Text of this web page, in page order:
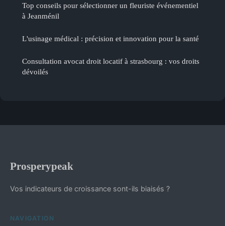
Top conseils pour sélectionner un fleuriste événementiel
à Jeanménil
L'usinage médical : précision et innovation pour la santé
Consultation avocat droit locatif à strasbourg : vos droits
dévoilés
Prosperypeak
Vos indicateurs de croissance sont-ils biaisés ?
NAVIGATION